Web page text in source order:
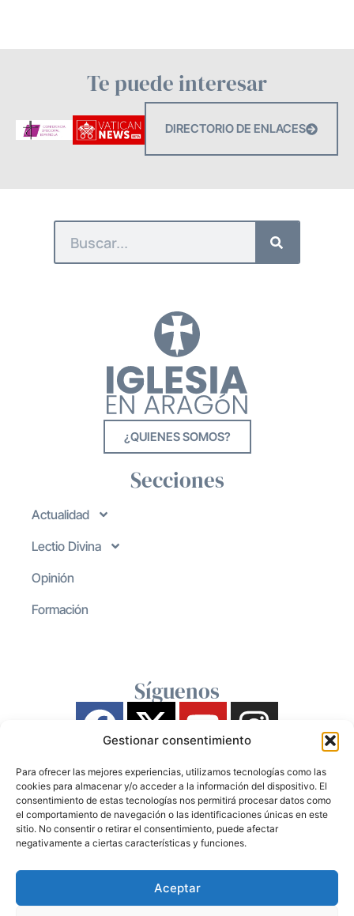
Gestionar consentimiento
Para ofrecer las mejores experiencias, utilizamos tecnologías como las
cookies para almacenar y/o acceder a la información del dispositivo. El
consentimiento de estas tecnologías nos permitirá procesar datos como
el comportamiento de navegación o las identificaciones únicas en este
sitio. No consentir o retirar el consentimiento, puede afectar
negativamente a ciertas características y funciones.
Aceptar
Te puede interesar
DIRECTORIO DE ENLACES
¿QUIENES SOMOS?
Secciones
Actualidad
Lectio Divina
Opinión
Formación
Síguenos